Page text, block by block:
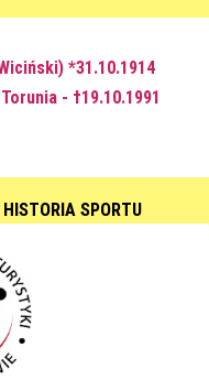
*31.10.1914
- †19.10.1991
SPORTU